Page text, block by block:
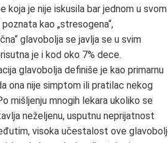
koja je nije iskusila bar jednom u svom
kao „stresogena“,
glavobolja se javlja se u svim
je i kod oko 7% dece.
glavobolja definiše je kao primarnu
ona nije simptom ili pratilac nekog
mišljenju mnogih lekara ukoliko se
neželjenu, usputnu neprijatnost
visoka učestalost ove